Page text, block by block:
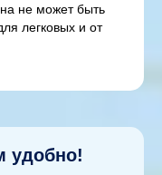
не может быть
легковых и от
удобно!